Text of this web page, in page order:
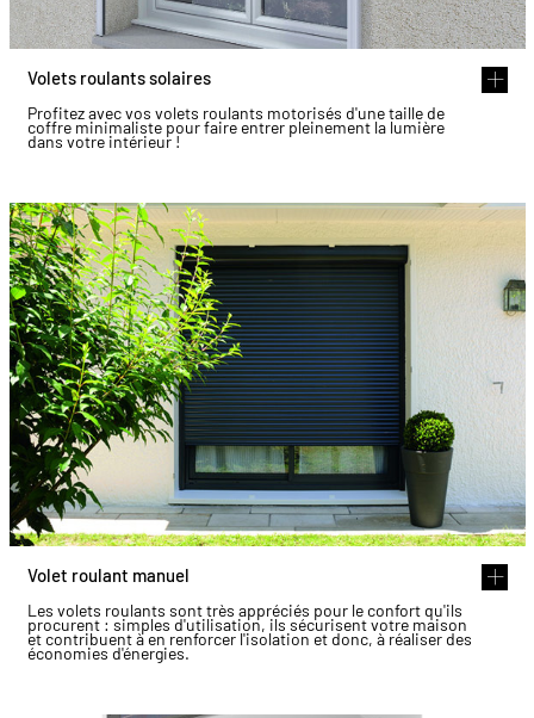
Volets roulants solaires
Profitez avec vos volets roulants motorisés d'une taille de
coffre minimaliste pour faire entrer pleinement la lumière
dans votre intérieur !
Volet roulant manuel
Les volets roulants sont très appréciés pour le confort qu'ils
procurent : simples d'utilisation, ils sécurisent votre maison
et contribuent à en renforcer l'isolation et donc, à réaliser des
économies d'énergies.